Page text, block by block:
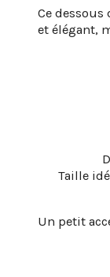
Ce
et élégant,
Taille
Un petit